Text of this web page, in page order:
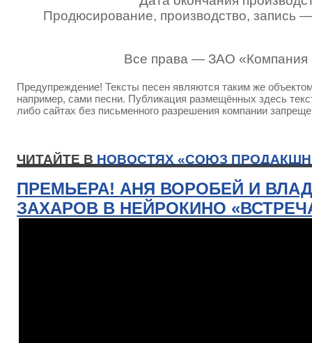
Продюсирование, производство, запись
Все права — ЗАО
Предупреждение! Тексты песен являются таким же
например, сами песни. Публикация размещённых здесь
либо сайтах без письменного разрешения компании
ЧИТАЙТЕ В НОВОСТЯХ «СОЮЗ
ПРЕМЬЕРА! АНЯ ВОРОБЕЙ И
ЗАХАРОВ В НЕЙРОКИНО